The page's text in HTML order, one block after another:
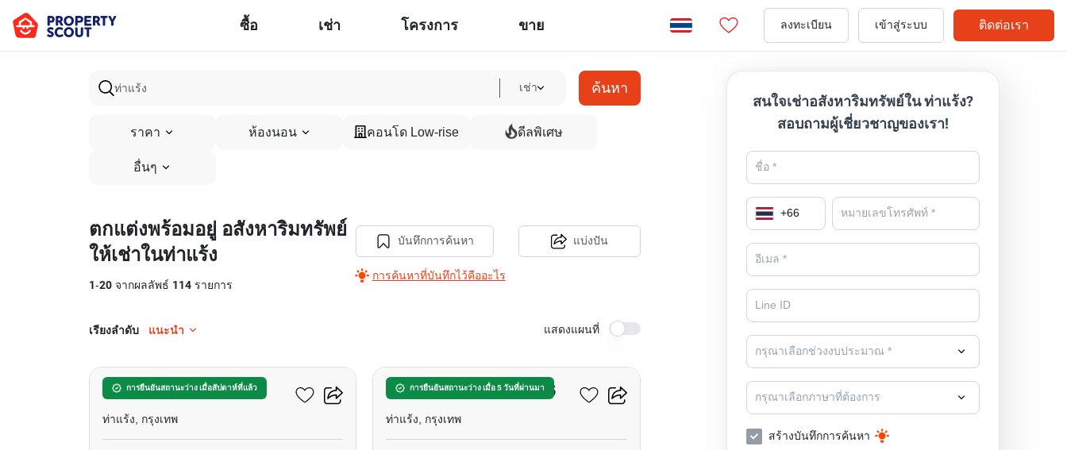
ซื้อ เช่า โครงการ ขาย ลงทะเบียน เข้าสู่ระบบ ติดต่อเรา
เช่า ค้นหา
ราคา ห้องนอน คอนโด Low-rise ดีลพิเศษ
อื่นๆ
ตกแต่งพร้อมอยู่ อสังหาริมทรัพย์
ให้เช่าในท่าแร้ง
1-20 จากผลลัพธ์ 114 รายการ
บันทึกการค้นหา
การค้นหาที่บันทึกไว้คืออะไร
แบ่งปัน
เรียงลำดับ แนะนำ แสดงแผนที่
การยืนยันสถานะว่าง เมื่อสัปดาห์ที่แล้ว
บ้าน 3-ห้องนอน ใน ท่าแร้ง
ท่าแร้ง, กรุงเทพ
การยืนยันสถานะว่าง เมื่อ 5 วันที่ผ่านมา
เดอะ เทอเรส รามอินทรา 65
ท่าแร้ง, กรุงเทพ
สนใจเช่าอสังหาริมทรัพย์ใน ท่าแร้ง?
สอบถามผู้เชี่ยวชาญของเรา!
+66
กรุณาเลือกช่วงงบประมาณ *
กรุณาเลือกภาษาที่ต้องการ
สร้างบันทึกการค้นหา